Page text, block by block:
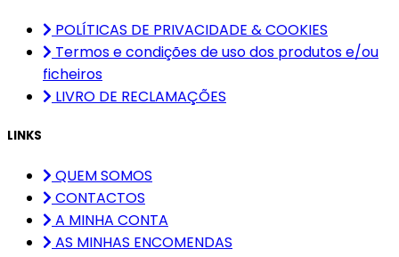
POLÍTICAS DE PRIVACIDADE & COOKIES
Termos e condições de uso dos produtos e/ou
ficheiros
LIVRO DE RECLAMAÇÕES
LINKS
QUEM SOMOS
CONTACTOS
A MINHA CONTA
AS MINHAS ENCOMENDAS